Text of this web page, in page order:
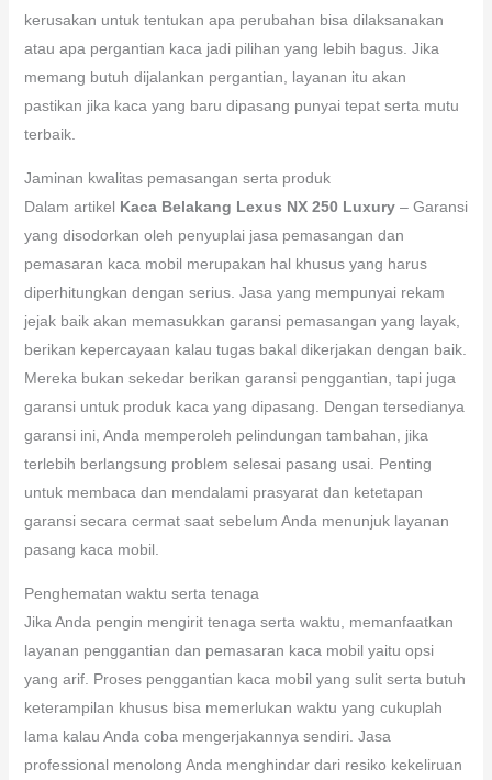
kerusakan untuk tentukan apa perubahan bisa dilaksanakan
atau apa pergantian kaca jadi pilihan yang lebih bagus. Jika
memang butuh dijalankan pergantian, layanan itu akan
pastikan jika kaca yang baru dipasang punyai tepat serta mutu
terbaik.
Jaminan kwalitas pemasangan serta produk
Dalam artikel Kaca Belakang Lexus NX 250 Luxury– Garansi
yang disodorkan oleh penyuplai jasa pemasangan dan
pemasaran kaca mobil merupakan hal khusus yang harus
diperhitungkan dengan serius. Jasa yang mempunyai rekam
jejak baik akan memasukkan garansi pemasangan yang layak,
berikan kepercayaan kalau tugas bakal dikerjakan dengan baik.
Mereka bukan sekedar berikan garansi penggantian, tapi juga
garansi untuk produk kaca yang dipasang. Dengan tersedianya
garansi ini, Anda memperoleh pelindungan tambahan, jika
terlebih berlangsung problem selesai pasang usai. Penting
untuk membaca dan mendalami prasyarat dan ketetapan
garansi secara cermat saat sebelum Anda menunjuk layanan
pasang kaca mobil.
Penghematan waktu serta tenaga
Jika Anda pengin mengirit tenaga serta waktu, memanfaatkan
layanan penggantian dan pemasaran kaca mobil yaitu opsi
yang arif. Proses penggantian kaca mobil yang sulit serta butuh
keterampilan khusus bisa memerlukan waktu yang cukuplah
lama kalau Anda coba mengerjakannya sendiri. Jasa
professional menolong Anda menghindar dari resiko kekeliruan